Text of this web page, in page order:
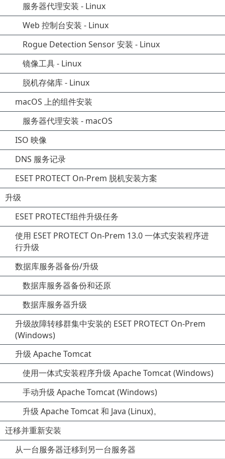
服务器代理安装 - Linux
Web 控制台安装 - Linux
Rogue Detection Sensor 安装 - Linux
镜像工具 - Linux
脱机存储库 - Linux
macOS 上的组件安装
服务器代理安装 - macOS
ISO 映像
DNS 服务记录
ESET PROTECT On-Prem 脱机安装方案
升级
ESET PROTECT组件升级任务
使用 ESET PROTECT On-Prem 13.0 一体式安装程序进
行升级
数据库服务器备份/升级
数据库服务器备份和还原
数据库服务器升级
升级故障转移群集中安装的 ESET PROTECT On-Prem
(Windows)
升级 Apache Tomcat
使用一体式安装程序升级 Apache Tomcat (Windows)
手动升级 Apache Tomcat (Windows)
升级 Apache Tomcat 和 Java (Linux)。
迁移并重新安装
从一台服务器迁移到另一台服务器